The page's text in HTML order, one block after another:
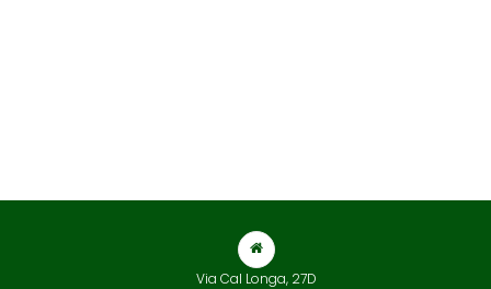
Via Cal Longa, 27D